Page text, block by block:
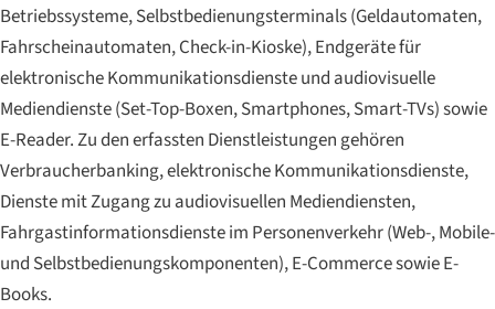
Betriebssysteme, Selbstbedienungsterminals (Geldautomaten,
Fahrscheinautomaten, Check-in-Kioske), Endgeräte für
elektronische Kommunikationsdienste und audiovisuelle
Mediendienste (Set-Top-Boxen, Smartphones, Smart-TVs) sowie
E-Reader. Zu den erfassten Dienstleistungen gehören
Verbraucherbanking, elektronische Kommunikationsdienste,
Dienste mit Zugang zu audiovisuellen Mediendiensten,
Fahrgastinformationsdienste im Personenverkehr (Web-, Mobile-
und Selbstbedienungskomponenten), E-Commerce sowie E-
Books.